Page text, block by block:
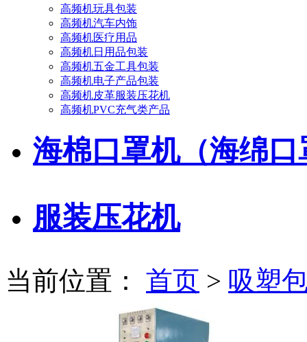
高频机玩具包装
高频机汽车内饰
高频机医疗用品
高频机日用品包装
高频机五金工具包装
高频机电子产品包装
高频机皮革服装压花机
高频机PVC充气类产品
海棉口罩机（海绵口
服装压花机
当前位置： 首页 > 吸塑